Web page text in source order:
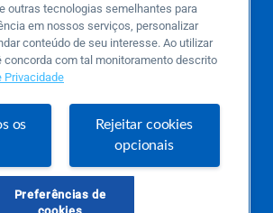
pelo conteúdo publicado por terceiros.
de Empreendedorismo do Brasil, a Comunidade
conteúdos em diversos formatos, inovadores,
que se conecte com a realidade da sua empresa.
outras tecnologias semelhantes para
em nossos serviços, personalizar
conteúdo de seu interesse. Ao utilizar
concorda com tal monitoramento descrito
Privacidade
os
Rejeitar cookies
opcionais
Preferências de